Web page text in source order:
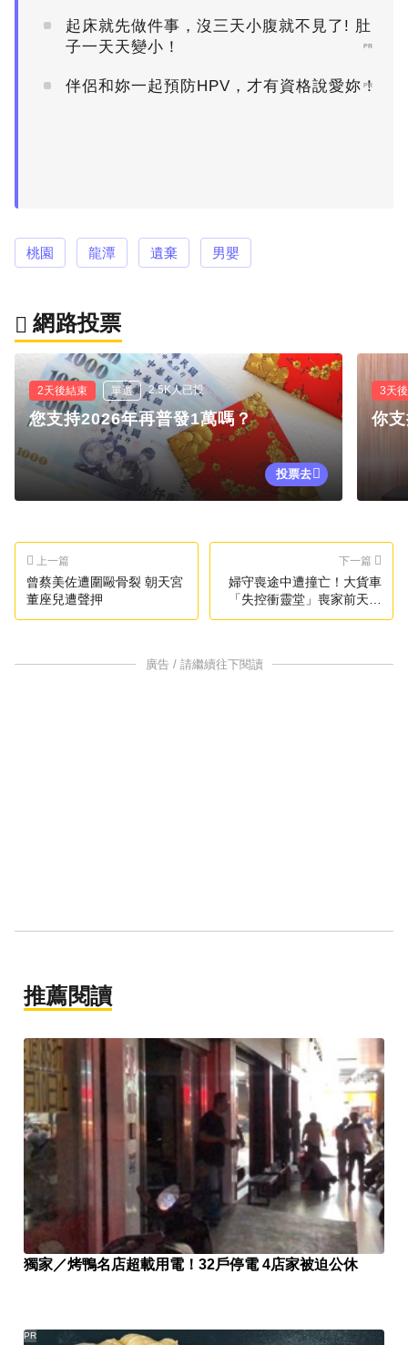
起床就先做件事，沒三天小腹就不見了! 肚
子一天天變小！
PR
伴侶和妳一起預防HPV，才有資格說愛妳！
PR
桃園 龍潭 遺棄 男嬰
網路投票
2天後結束 單選 2.5K人已投
您支持2026年再普發1萬嗎？
投票去
3天
你
上一篇
曾蔡美佐遭圍毆骨裂 朝天宮
董座兒遭聲押
下一篇
婦守喪途中遭撞亡！大貨車
「失控衝靈堂」喪家前天人
永隔
廣告 / 請繼續往下閱讀
推薦閱讀
獨家／烤鴨名店超載用電！32戶停電 4店家被迫公休
PR